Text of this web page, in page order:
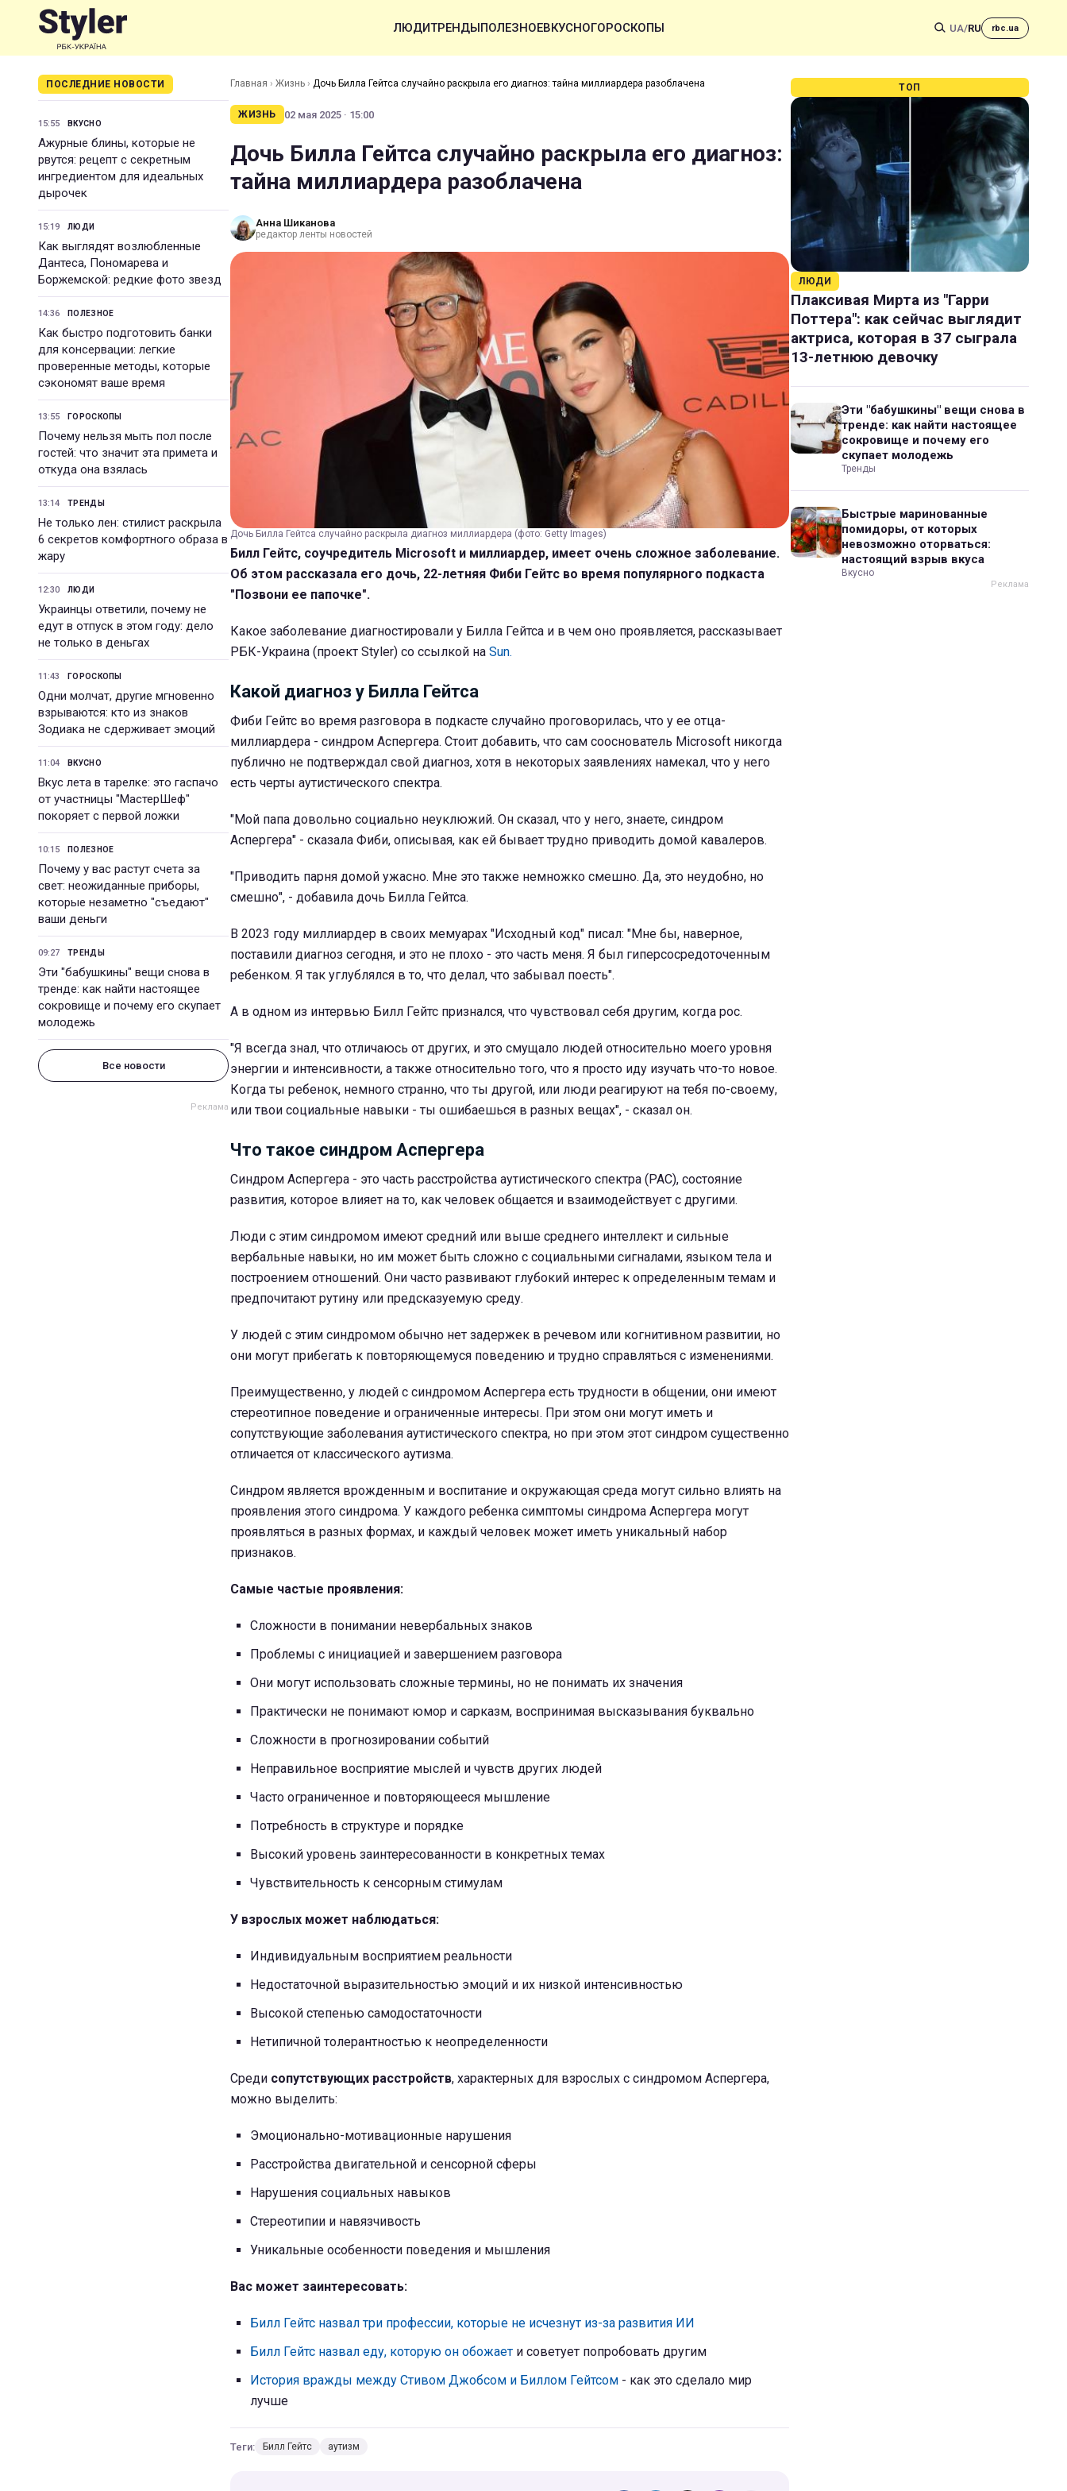
ЛЮДИТРЕНДЫПОЛЕЗНОЕВКУСНОГОРОСКОПЫ UA/RU rbc.ua
ПОСЛЕДНИЕ НОВОСТИ
15:55 ВКУСНО
Ажурные блины, которые не
рвутся: рецепт с секретным
ингредиентом для идеальных
дырочек
15:19 ЛЮДИ
Как выглядят возлюбленные
Дантеса, Пономарева и
Боржемской: редкие фото звезд
14:36 ПОЛЕЗНОЕ
Как быстро подготовить банки
для консервации: легкие
проверенные методы, которые
сэкономят ваше время
13:55 ГОРОСКОПЫ
Почему нельзя мыть пол после
гостей: что значит эта примета и
откуда она взялась
13:14 ТРЕНДЫ
Не только лен: стилист раскрыла
6 секретов комфортного образа в
жару
12:30 ЛЮДИ
Украинцы ответили, почему не
едут в отпуск в этом году: дело
не только в деньгах
11:43 ГОРОСКОПЫ
Одни молчат, другие мгновенно
взрываются: кто из знаков
Зодиака не сдерживает эмоций
11:04 ВКУСНО
Вкус лета в тарелке: это гаспачо
от участницы "МастерШеф"
покоряет с первой ложки
10:15 ПОЛЕЗНОЕ
Почему у вас растут счета за
свет: неожиданные приборы,
которые незаметно "съедают"
ваши деньги
09:27 ТРЕНДЫ
Эти "бабушкины" вещи снова в
тренде: как найти настоящее
сокровище и почему его скупает
молодежь
Все новости
Главная › Жизнь › Дочь Билла Гейтса случайно раскрыла его диагноз: тайна миллиардера разоблачена
ЖИЗНЬ 02 мая 2025 · 15:00
Дочь Билла Гейтса случайно раскрыла его диагноз:
тайна миллиардера разоблачена
Анна Шиканова
редактор ленты новостей
Дочь Билла Гейтса случайно раскрыла диагноз миллиардера (фото: Getty Images)
Билл Гейтс, соучредитель Microsoft и миллиардер, имеет очень сложное заболевание.
Об этом рассказала его дочь, 22-летняя Фиби Гейтс во время популярного подкаста
"Позвони ее папочке".
Какое заболевание диагностировали у Билла Гейтса и в чем оно проявляется, рассказывает
РБК-Украина (проект Styler) со ссылкой на Sun.
Какой диагноз у Билла Гейтса
Фиби Гейтс во время разговора в подкасте случайно проговорилась, что у ее отца-
миллиардера - синдром Аспергера. Стоит добавить, что сам сооснователь Microsoft никогда
публично не подтверждал свой диагноз, хотя в некоторых заявлениях намекал, что у него
есть черты аутистического спектра.
"Мой папа довольно социально неуклюжий. Он сказал, что у него, знаете, синдром
Аспергера" - сказала Фиби, описывая, как ей бывает трудно приводить домой кавалеров.
"Приводить парня домой ужасно. Мне это также немножко смешно. Да, это неудобно, но
смешно", - добавила дочь Билла Гейтса.
В 2023 году миллиардер в своих мемуарах "Исходный код" писал: "Мне бы, наверное,
поставили диагноз сегодня, и это не плохо - это часть меня. Я был гиперсосредоточенным
ребенком. Я так углублялся в то, что делал, что забывал поесть".
А в одном из интервью Билл Гейтс признался, что чувствовал себя другим, когда рос.
"Я всегда знал, что отличаюсь от других, и это смущало людей относительно моего уровня
энергии и интенсивности, а также относительно того, что я просто иду изучать что-то новое.
Когда ты ребенок, немного странно, что ты другой, или люди реагируют на тебя по-своему,
или твои социальные навыки - ты ошибаешься в разных вещах", - сказал он.
Что такое синдром Аспергера
Синдром Аспергера - это часть расстройства аутистического спектра (РАС), состояние
развития, которое влияет на то, как человек общается и взаимодействует с другими.
Люди с этим синдромом имеют средний или выше среднего интеллект и сильные
вербальные навыки, но им может быть сложно с социальными сигналами, языком тела и
построением отношений. Они часто развивают глубокий интерес к определенным темам и
предпочитают рутину или предсказуемую среду.
У людей с этим синдромом обычно нет задержек в речевом или когнитивном развитии, но
они могут прибегать к повторяющемуся поведению и трудно справляться с изменениями.
Преимущественно, у людей с синдромом Аспергера есть трудности в общении, они имеют
стереотипное поведение и ограниченные интересы. При этом они могут иметь и
сопутствующие заболевания аутистического спектра, но при этом этот синдром существенно
отличается от классического аутизма.
Синдром является врожденным и воспитание и окружающая среда могут сильно влиять на
проявления этого синдрома. У каждого ребенка симптомы синдрома Аспергера могут
проявляться в разных формах, и каждый человек может иметь уникальный набор
признаков.
Самые частые проявления:
Сложности в понимании невербальных знаков
Проблемы с инициацией и завершением разговора
Они могут использовать сложные термины, но не понимать их значения
Практически не понимают юмор и сарказм, воспринимая высказывания буквально
Сложности в прогнозировании событий
Неправильное восприятие мыслей и чувств других людей
Часто ограниченное и повторяющееся мышление
Потребность в структуре и порядке
Высокий уровень заинтересованности в конкретных темах
Чувствительность к сенсорным стимулам
У взрослых может наблюдаться:
Индивидуальным восприятием реальности
Недостаточной выразительностью эмоций и их низкой интенсивностью
Высокой степенью самодостаточности
Нетипичной толерантностью к неопределенности
Среди сопутствующих расстройств, характерных для взрослых с синдромом Аспергера,
можно выделить:
Эмоционально-мотивационные нарушения
Расстройства двигательной и сенсорной сферы
Нарушения социальных навыков
Стереотипии и навязчивость
Уникальные особенности поведения и мышления
Вас может заинтересовать:
Билл Гейтс назвал три профессии, которые не исчезнут из-за развития ИИ
Билл Гейтс назвал еду, которую он обожает и советует попробовать другим
История вражды между Стивом Джобсом и Биллом Гейтсом - как это сделало мир
лучше
Теги: Билл Гейтс аутизм
ТОП
ЛЮДИ
Плаксивая Мирта из "Гарри
Поттера": как сейчас выглядит
актриса, которая в 37 сыграла
13-летнюю девочку
Эти "бабушкины" вещи снова в
тренде: как найти настоящее
сокровище и почему его
скупает молодежь
Тренды
Быстрые маринованные
помидоры, от которых
невозможно оторваться:
настоящий взрыв вкуса
Вкусно